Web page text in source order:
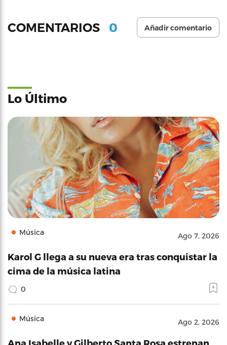
COMENTARIOS 0 Añadir comentario
Lo Último
Música Ago 7, 2026
Karol G llega a su nueva era tras conquistar la
cima de la música latina
0
Música Ago 2, 2026
Ana Isabelle y Gilberto Santa Rosa estrenan